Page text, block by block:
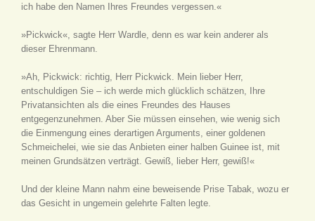
ich habe den Namen Ihres Freundes vergessen.«
»Pickwick«, sagte Herr Wardle, denn es war kein anderer als
dieser Ehrenmann.
»Ah, Pickwick: richtig, Herr Pickwick. Mein lieber Herr,
entschuldigen Sie – ich werde mich glücklich schätzen, Ihre
Privatansichten als die eines Freundes des Hauses
entgegenzunehmen. Aber Sie müssen einsehen, wie wenig sich
die Einmengung eines derartigen Arguments, einer goldenen
Schmeichelei, wie sie das Anbieten einer halben Guinee ist, mit
meinen Grundsätzen verträgt. Gewiß, lieber Herr, gewiß!«
Und der kleine Mann nahm eine beweisende Prise Tabak, wozu er
das Gesicht in ungemein gelehrte Falten legte.